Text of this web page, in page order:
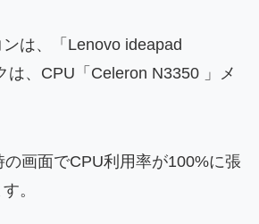
は、「Lenovo ideapad
は、CPU「Celeron N3350 」メ
画面でCPU利用率が100%に張
。